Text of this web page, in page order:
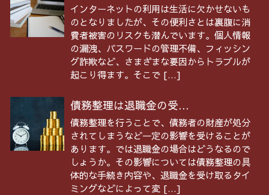
インターネットの利用は生活に欠かせないも
のとなりましたが、その便利さとは裏腹に消
費者被害のリスクも潜んでいます。個人情報
の漏洩、パスワードの管理不備、フィッシン
グ詐欺など、さまざまな要因からトラブルが
起こり得ます。そこで […]
債務整理は退職金の受...
債務整理を行うことで、債務者の財産が処分
されてしまうなど一定の影響を受けることが
あります。では退職金の場合はどうなるので
しょうか。その影響については債務整理の具
体的な手続き内容や、退職金を受け取るタイ
ミングなどによって変 […]